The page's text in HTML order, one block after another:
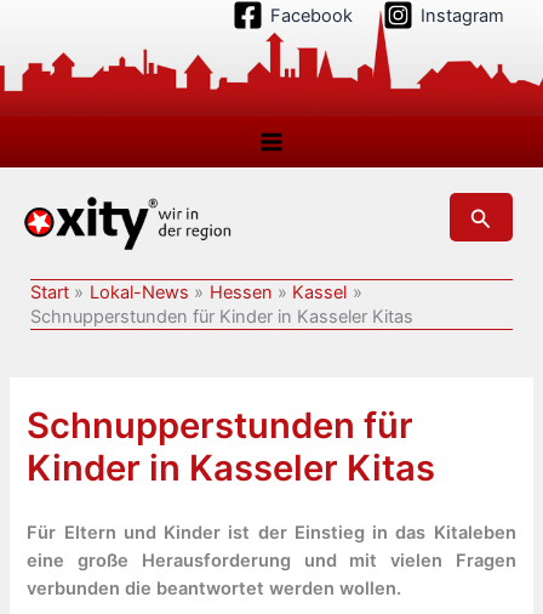
springen
Facebook Instagram
Suchen
Start Lokal-News Hessen
Kassel
Schnupperstunden für Kinder in Kasseler Kitas
Schnupperstunden für
Kinder in Kasseler Kitas
Für Eltern und Kinder ist der Einstieg in das Kitaleben
eine große Herausforderung und mit vielen Fragen
verbunden die beantwortet werden wollen.